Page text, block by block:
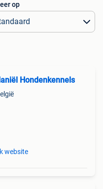
op
Hondenkennels
website